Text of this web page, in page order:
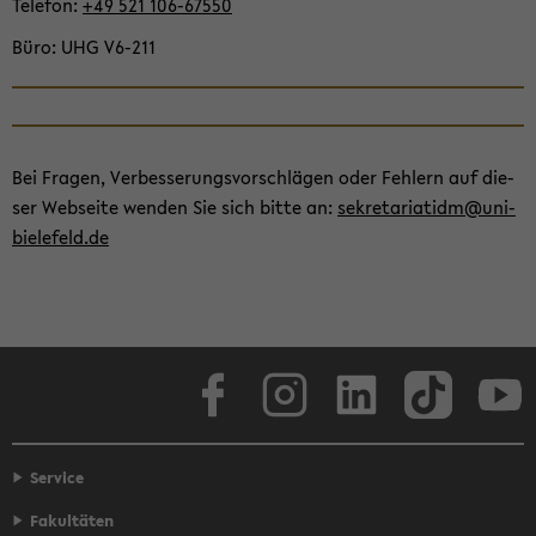
Büro UHG V6-​211
Bei Fra­gen, Ver­bes­se­rungs­vor­schlä­gen oder Feh­lern auf die­
ser Web­sei­te wen­den Sie sich bitte an: se­kre­ta­ria­tidm@uni-​
bielefeld.de
Face­book
Service
Fakultäten